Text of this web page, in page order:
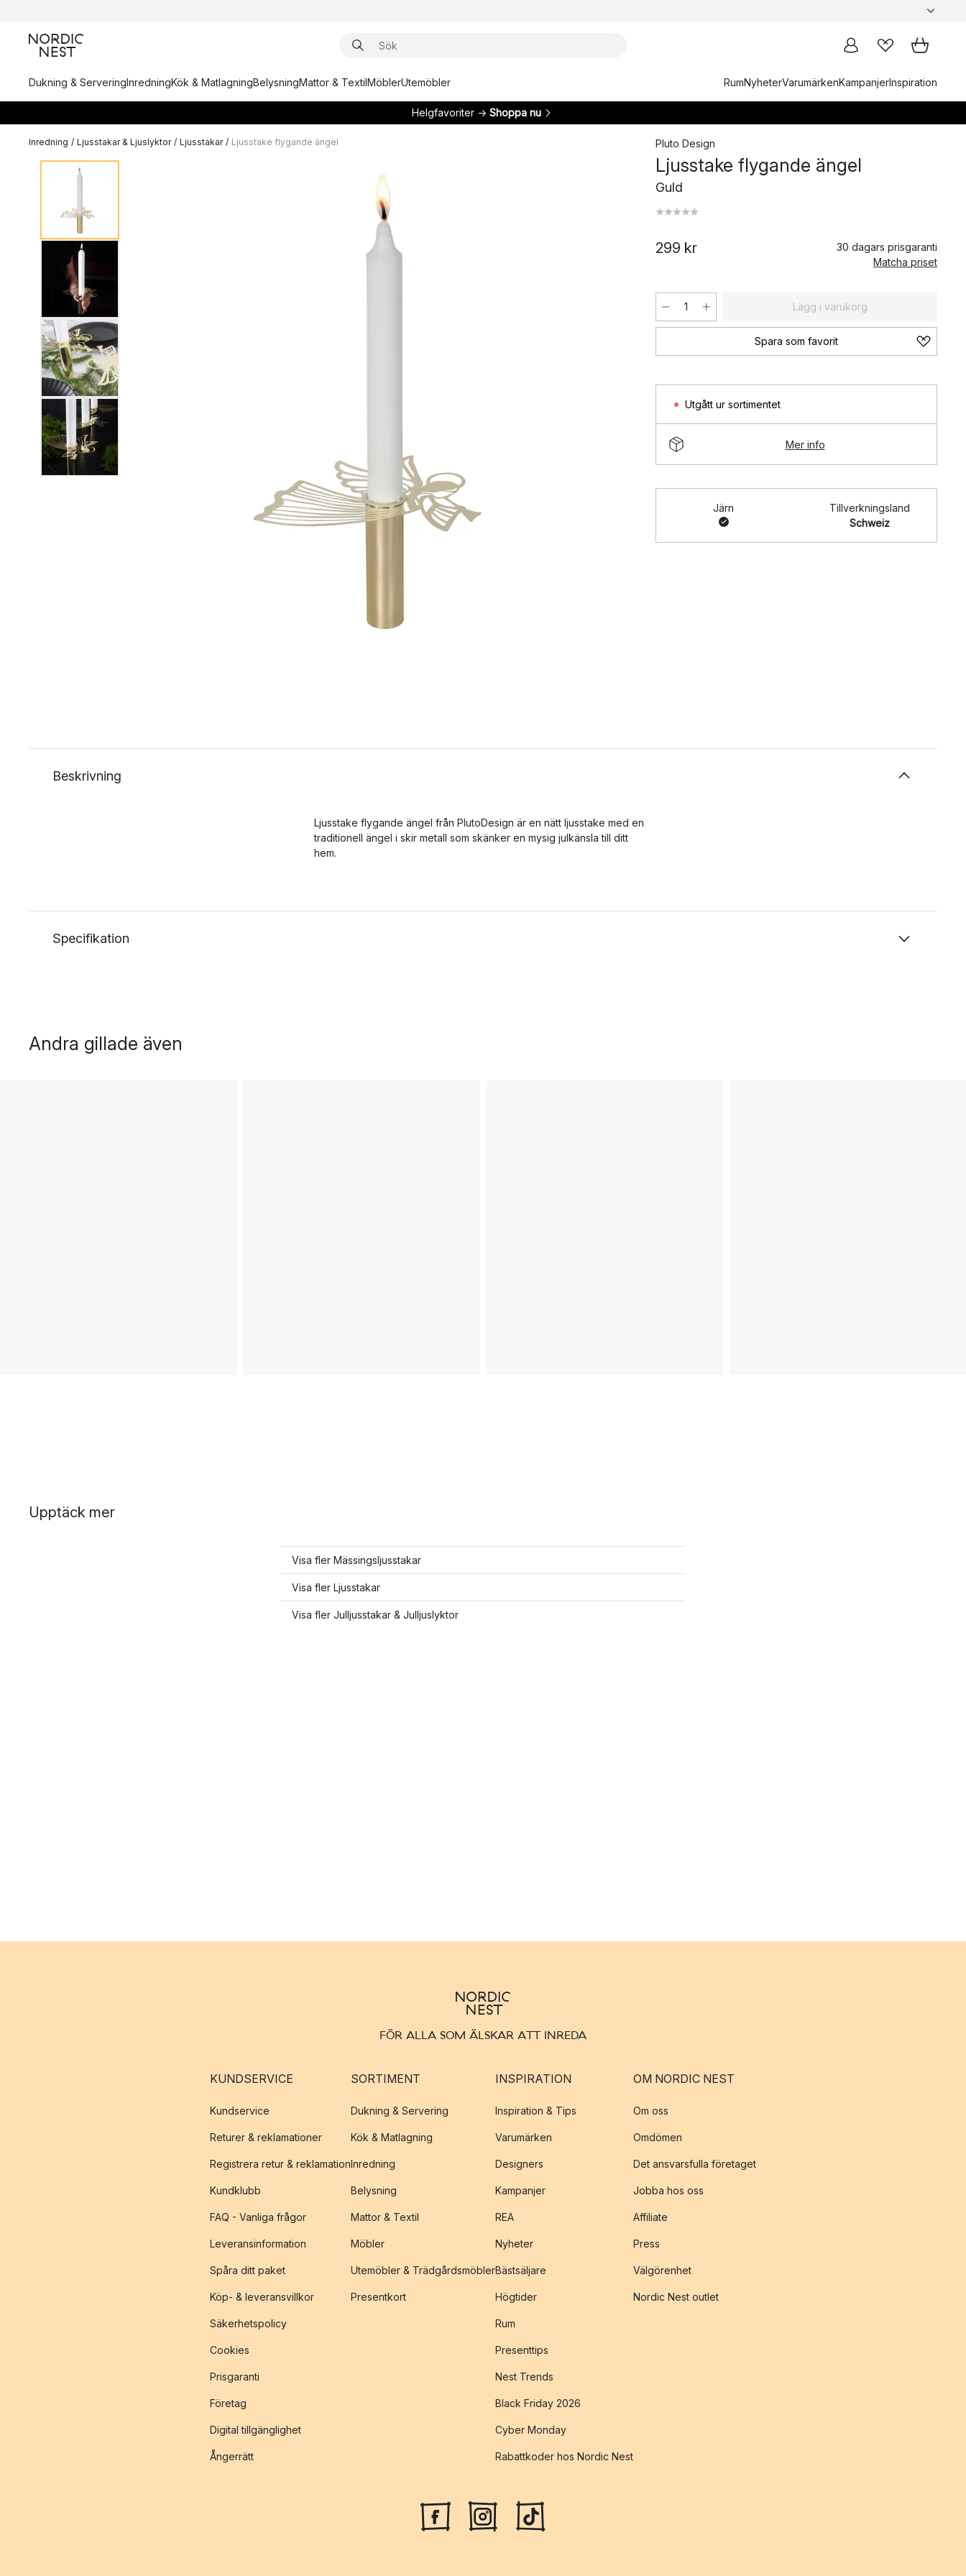
Dukning & ServeringInredningKök & MatlagningBelysningMattor & TextilMöblerUtemöbler RumNyheterVarumärkenKampanjerInspiration
Helgfavoriter → Shoppa nu
Inredning / Ljusstakar & Ljuslyktor / Ljusstakar / Ljusstake flygande ängel Pluto Design
Ljusstake flygande ängel
Guld
299 kr
30 dagars prisgaranti
Matcha priset
Lägg i varukorg
Spara som favorit
Utgått ur sortimentet
Mer info
Järn
Tillverkningsland
Schweiz
Beskrivning
Ljusstake flygande ängel från PlutoDesign är en nätt ljusstake med en
traditionell ängel i skir metall som skänker en mysig julkänsla till ditt
hem.
Specifikation
Andra gillade även
Upptäck mer
Visa fler Mässingsljusstakar
Visa fler Ljusstakar
Visa fler Julljusstakar & Julljuslyktor
FÖR ALLA SOM ÄLSKAR ATT INREDA
KUNDSERVICE
Kundservice
Returer & reklamationer
Registrera retur & reklamation
Kundklubb
FAQ - Vanliga frågor
Leveransinformation
Spåra ditt paket
Köp- & leveransvillkor
Säkerhetspolicy
Cookies
Prisgaranti
Företag
Digital tillgänglighet
Ångerrätt
SORTIMENT
Dukning & Servering
Kök & Matlagning
Inredning
Belysning
Mattor & Textil
Möbler
Utemöbler & Trädgårdsmöbler
Presentkort
INSPIRATION
Inspiration & Tips
Varumärken
Designers
Kampanjer
REA
Nyheter
Bästsäljare
Högtider
Rum
Presenttips
Nest Trends
Black Friday 2026
Cyber Monday
Rabattkoder hos Nordic Nest
OM NORDIC NEST
Om oss
Omdömen
Det ansvarsfulla företaget
Jobba hos oss
Affiliate
Press
Välgörenhet
Nordic Nest outlet